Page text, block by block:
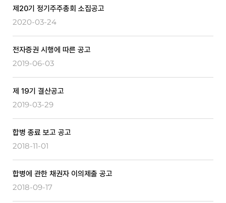
제20기 정기주주총회 소집공고
2020-03-24
전자증권 시행에 따른 공고
2019-06-03
제 19기 결산공고
2019-03-29
합병 종료 보고 공고
2018-11-01
합병에 관한 채권자 이의제출 공고
2018-09-17